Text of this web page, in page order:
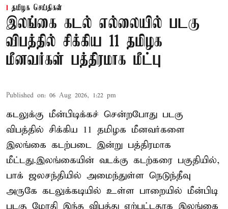
தமிழக செய்திகள்
இலங்கை கடல் எல்லையில் படகு
விபத்தில் சிக்கிய 11 தமிழக
மீனவர்கள் பத்திரமாக மீட்பு
Published on: 06 Aug 2026, 1:22 pm
கடலுக்கு மீன்பிடிக்கச் சென்றபோது படகு
விபத்தில் சிக்கிய 11 தமிழக மீனவர்களை
இலங்கை கடற்படை இன்று பத்திரமாக
மீட்டது.இலங்கையின் வடக்கு கடற்கரை பகுதியில்,
பாக் ஜலசந்தியில் அமைந்துள்ள நெடுந்தீவு
அருகே கடலுக்கடியில் உள்ள பாறையில் மீன்பிடி
படகு மோதி இந்த விபத்து ஏற்பட்டதாக இலங்கை